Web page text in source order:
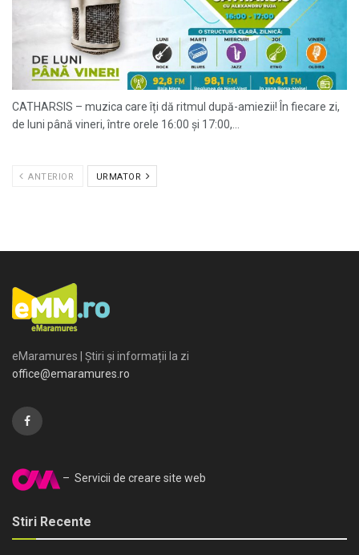
CATHARSIS – muzica care îți dă ritmul după-amiezii! În fiecare zi,
de luni până vineri, între orele 16:00 și 17:00,...
ANTERIOR URMATOR
eMaramures | Știri și informații la zi
office@emaramures.ro
– Servicii de creare site web
Stiri Recente